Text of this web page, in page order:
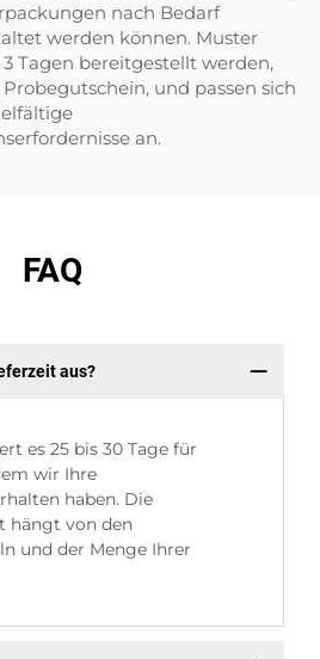
nach Bedarf
werden können. Muster
Tagen bereitgestellt werden,
und passen sich
an.
FAQ
aus?
es 25 bis 30 Tage für
wir Ihre
haben. Die
hängt von den
und der Menge Ihrer